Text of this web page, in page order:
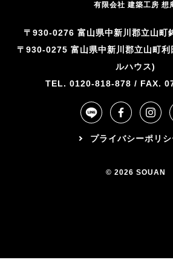
有限会社 建築工房 想
〒930-0276 富山県中新川郡立山町
〒930-0275 富山県中新川郡立山町
ルハウス)
TEL. 0120-818-878 / FAX.
プライバシーポリシ
© 2026 SOUAN